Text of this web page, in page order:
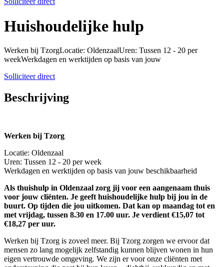
Huishoudelijke hulp
Werken bij TzorgLocatie: OldenzaalUren: Tussen 12 - 20 per
weekWerkdagen en werktijden op basis van jouw
Solliciteer direct
Beschrijving
Werken bij Tzorg
Locatie: Oldenzaal
Uren: Tussen 12 - 20 per week
Werkdagen en werktijden op basis van jouw beschikbaarheid
Als thuishulp in Oldenzaal zorg jij voor een aangenaam thuis
voor jouw cliënten. Je geeft huishoudelijke hulp bij jou in de
buurt. Op tijden die jou uitkomen. Dat kan op maandag tot en
met vrijdag, tussen 8.30 en 17.00 uur. Je verdient €15,07 tot
€18,27 per uur.
Werken bij Tzorg is zoveel meer. Bij Tzorg zorgen we ervoor dat
mensen zo lang mogelijk zelfstandig kunnen blijven wonen in hun
eigen vertrouwde omgeving. We zijn er voor onze cliënten met